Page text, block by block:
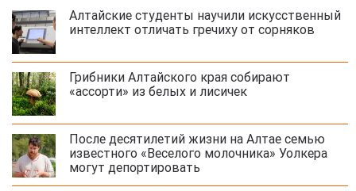
Алтайские студенты научили искусственный
интеллект отличать гречиху от сорняков
Грибники Алтайского края собирают
«ассорти» из белых и лисичек
После десятилетий жизни на Алтае семью
известного «Веселого молочника» Уолкера
могут депортировать